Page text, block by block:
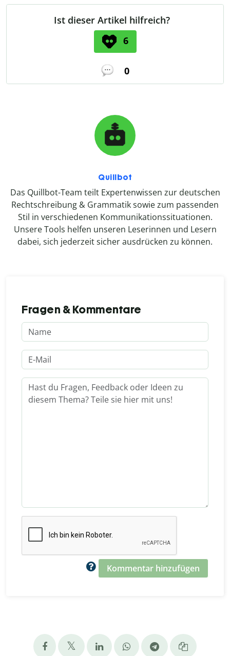
Ist dieser Artikel hilfreich?
6
0
Quillbot
Das Quillbot-Team teilt Expertenwissen zur deutschen
Rechtschreibung & Grammatik sowie zum passenden
Stil in verschiedenen Kommunikationssituationen.
Unsere Tools helfen unseren Leserinnen und Lesern
dabei, sich jederzeit sicher ausdrücken zu können.
Fragen & Kommentare
Kommentar hinzufügen